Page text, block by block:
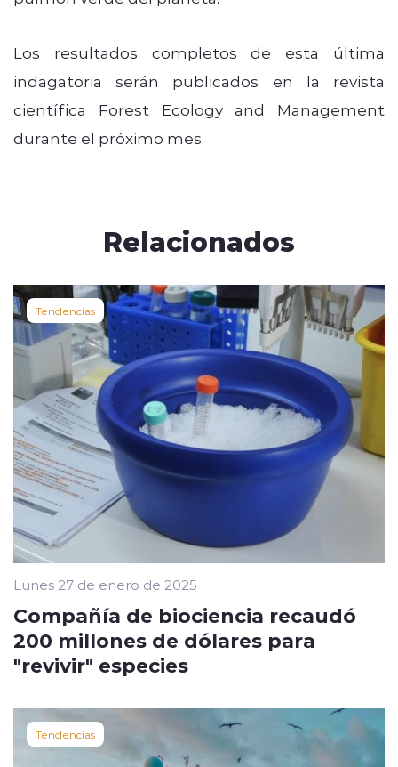
Los resultados completos de esta última
indagatoria serán publicados en la revista
científica Forest Ecology and Management
durante el próximo mes.
Relacionados
Tendencias
Lunes 27 de enero de 2025
Compañía de biociencia recaudó
200 millones de dólares para
"revivir" especies
Tendencias